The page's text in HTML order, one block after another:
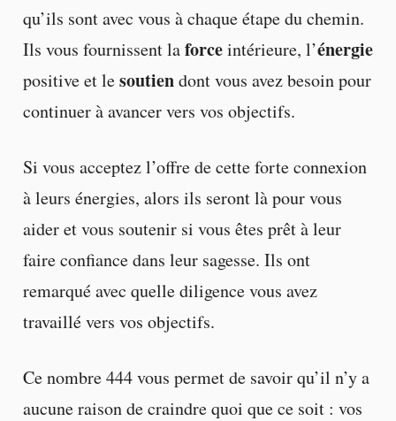
qu’ils sont avec vous à chaque étape du chemin.
Ils vous fournissent laforceintérieure, l’énergie
positive et lesoutiendont vous avez besoin pour
continuer à avancer vers vos objectifs.
Si vous acceptez l’offre de cette forte connexion
à leurs énergies, alors ils seront là pour vous
aider et vous soutenir si vous êtes prêt à leur
faire confiance dans leur sagesse. Ils ont
remarqué avec quelle diligence vous avez
travaillé vers vos objectifs.
Ce nombre 444 vous permet de savoir qu’il n’y a
aucune raison de craindre quoi que ce soit : vos